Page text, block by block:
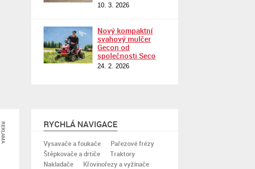
10. 3. 2026
Nový kompaktní
svahový mulčer
Gecon od
společnosti Seco
24. 2. 2026
REKLAMA RYCHLÁ NAVIGACE
Vysavače a foukače
Pařezové frézy
Štěpkovače a drtiče
Traktory
Nakladače
Křovinořezy a vyžínače